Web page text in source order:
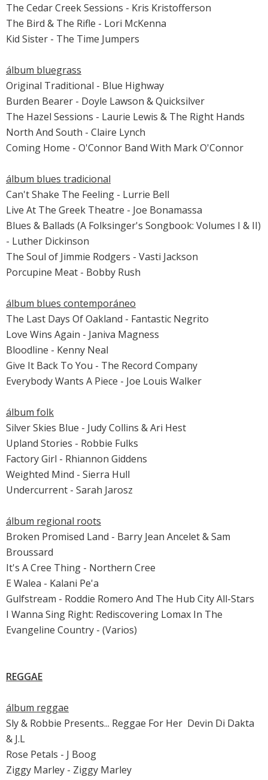
The Cedar Creek Sessions - Kris Kristofferson
The Bird & The Rifle - Lori McKenna
Kid Sister - The Time Jumpers
álbum bluegrass
Original Traditional - Blue Highway
Burden Bearer - Doyle Lawson & Quicksilver
The Hazel Sessions - Laurie Lewis & The Right Hands
North And South - Claire Lynch
Coming Home - O'Connor Band With Mark O'Connor
álbum blues tradicional
Can't Shake The Feeling - Lurrie Bell
Live At The Greek Theatre - Joe Bonamassa
Blues & Ballads (A Folksinger's Songbook: Volumes I & II)
- Luther Dickinson
The Soul of Jimmie Rodgers - Vasti Jackson
Porcupine Meat - Bobby Rush
álbum blues contemporáneo
The Last Days Of Oakland - Fantastic Negrito
Love Wins Again - Janiva Magness
Bloodline - Kenny Neal
Give It Back To You - The Record Company
Everybody Wants A Piece - Joe Louis Walker
álbum folk
Silver Skies Blue - Judy Collins & Ari Hest
Upland Stories - Robbie Fulks
Factory Girl - Rhiannon Giddens
Weighted Mind - Sierra Hull
Undercurrent - Sarah Jarosz
álbum regional roots
Broken Promised Land - Barry Jean Ancelet & Sam
Broussard
It's A Cree Thing - Northern Cree
E Walea - Kalani Pe'a
Gulfstream - Roddie Romero And The Hub City All-Stars
I Wanna Sing Right: Rediscovering Lomax In The
Evangeline Country - (Varios)
REGGAE
álbum reggae
Sly & Robbie Presents... Reggae For Her  Devin Di Dakta
& J.L
Rose Petals - J Boog
Ziggy Marley - Ziggy Marley